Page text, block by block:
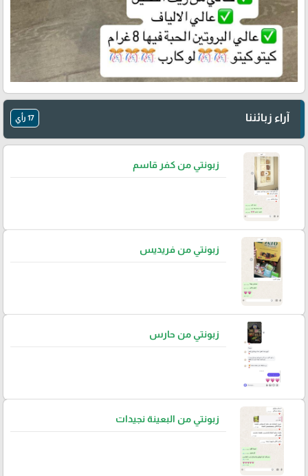
آراء زبائننا 17 رأي
زبونتي من كفر قاسم
زبونتي من فريديس
زبونتي من حارس
زبونتي من البعينة نجيدات